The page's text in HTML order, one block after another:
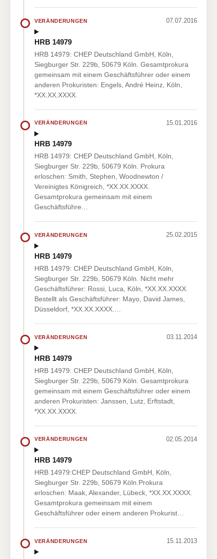
VERÄNDERUNGEN 07.07.2016
HRB 14979
HRB 14979: CHEP Deutschland GmbH, Köln,
Siegburger Str. 229b, 50679 Köln. Gesamtprokura
gemeinsam mit einem Geschäftsführer oder einem
anderen Prokuristen: Engels, André Heinz, Köln,
*XX.XX.XXXX.
VERÄNDERUNGEN 15.01.2016
HRB 14979
HRB 14979: CHEP Deutschland GmbH, Köln,
Siegburger Str. 229b, 50679 Köln. Prokura
erloschen: Smith, Stephen, Woodnewton /
Vereinigtes Königreich, *XX.XX.XXXX.
Gesamtprokura gemeinsam mit einem
Geschäftsführe…
VERÄNDERUNGEN 25.02.2015
HRB 14979
HRB 14979: CHEP Deutschland GmbH, Köln,
Siegburger Str. 229b, 50679 Köln. Nicht mehr
Geschäftsführer: Rossi, Luca, Köln, *XX.XX.XXXX.
Bestellt als Geschäftsführer: Mayo, David James,
Düsseldorf, *XX.XX.XXXX.…
VERÄNDERUNGEN 03.11.2014
HRB 14979
HRB 14979: CHEP Deutschland GmbH, Köln,
Siegburger Str. 229b, 50679 Köln. Gesamtprokura
gemeinsam mit einem Geschäftsführer oder einem
anderen Prokuristen: Janssen, Lutz, Erftstadt,
*XX.XX.XXXX.
VERÄNDERUNGEN 02.05.2014
HRB 14979
HRB 14979:CHEP Deutschland GmbH, Köln,
Siegburger Str. 229b, 50679 Köln.Prokura
erloschen: Maak, Alexander, Lübeck, *XX.XX.XXXX.
Gesamtprokura gemeinsam mit einem
Geschäftsführer oder einem anderen Prokurist…
VERÄNDERUNGEN 15.11.2013